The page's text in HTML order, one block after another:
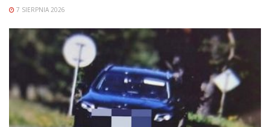
7 SIERPNIA 2026